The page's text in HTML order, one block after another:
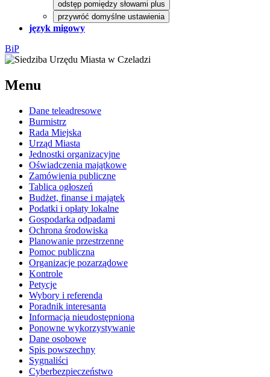
odstęp pomiędzy słowami plus
przywróć domyślne ustawienia
język migowy
BiP
Menu
Dane teleadresowe
Burmistrz
Rada Miejska
Urząd Miasta
Jednostki organizacyjne
Oświadczenia majątkowe
Zamówienia publiczne
Tablica ogłoszeń
Budżet, finanse i majątek
Podatki i opłaty lokalne
Gospodarka odpadami
Ochrona środowiska
Planowanie przestrzenne
Pomoc publiczna
Organizacje pozarządowe
Kontrole
Petycje
Wybory i referenda
Poradnik interesanta
Informacja nieudostępniona
Ponowne wykorzystywanie
Dane osobowe
Spis powszechny
Sygnaliści
Cyberbezpieczeństwo